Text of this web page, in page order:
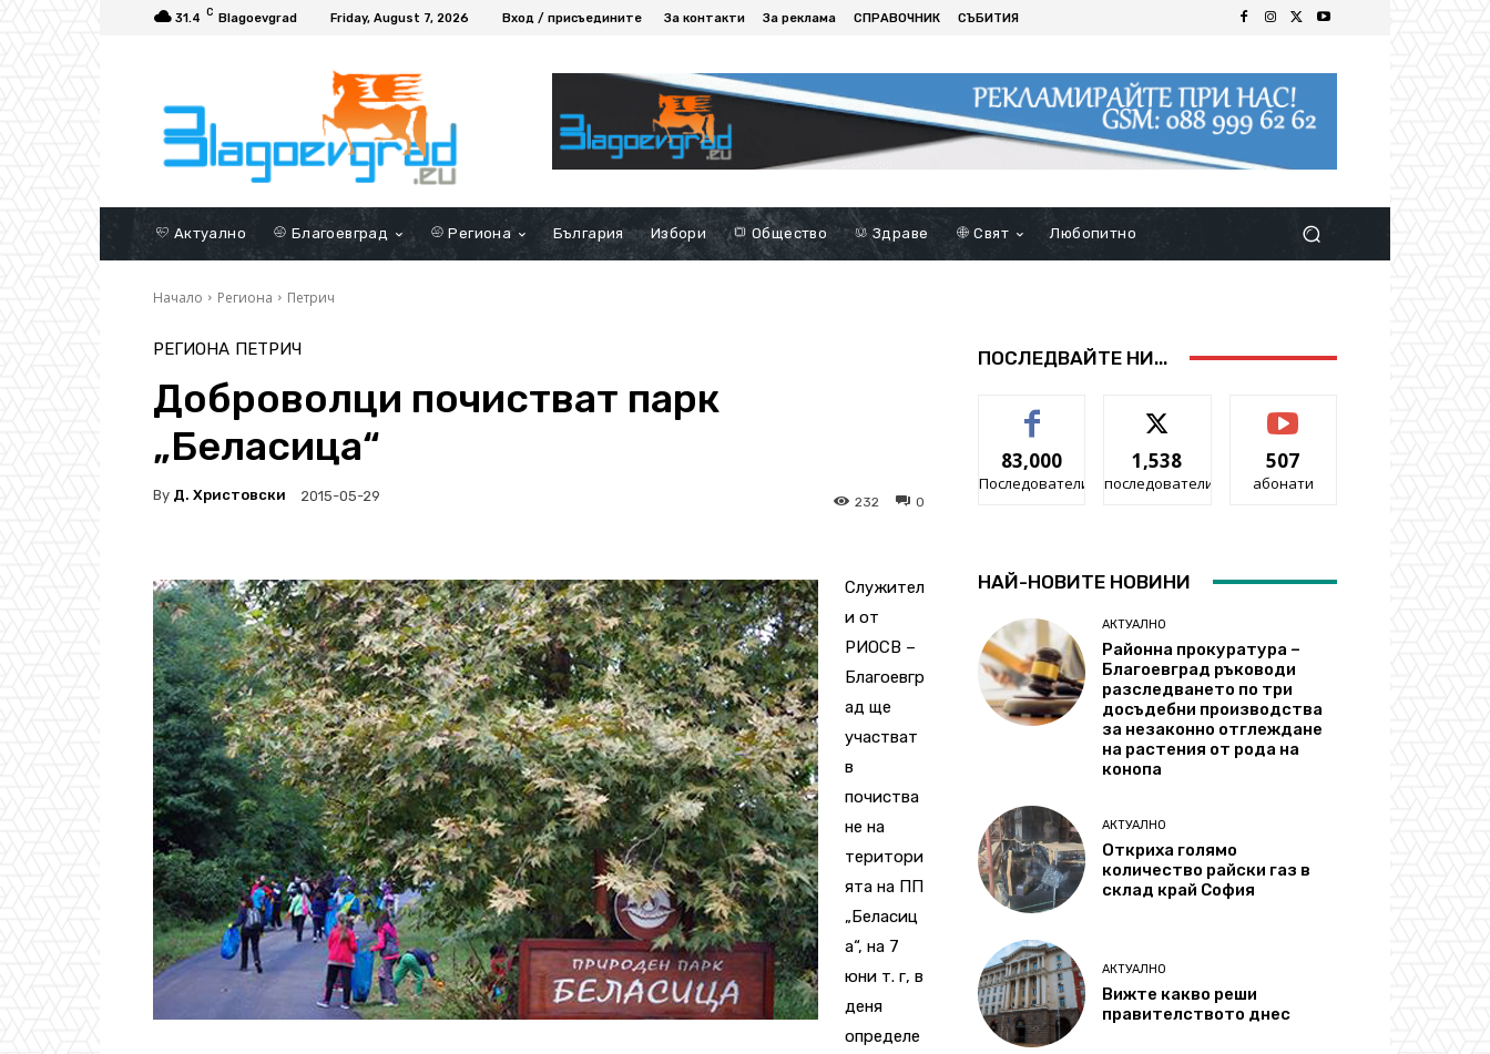
31.4 C Blagoevgrad Friday, August 7, 2026 Вход / присъедините За контакти За реклама СПРАВОЧНИК СЪБИТИЯ
Актуално Благоевград Региона България Избори Общество Здраве Свят Любопитно
Начало Региона Петрич
РЕГИОНА ПЕТРИЧ
Доброволци почистват парк
„Беласица“
By Д. Христовски 2015-05-29 0
232
Служител
и от
РИОСВ –
Благоевгр
ад ще
участват
в
почиства
не на
територи
ята на ПП
„Беласиц
а“, на 7
юни т. г, в
деня
определе
ПОСЛЕДВАЙТЕ НИ...
83,000
Последователи
1,538
последователи
507
абонати
НАЙ-НОВИТЕ НОВИНИ
АКТУАЛНО
Районна прокуратура –
Благоевград ръководи
разследването по три
досъдебни производства
за незаконно отглеждане
на растения от рода на
конопа
АКТУАЛНО
Откриха голямо
количество райски газ в
склад край София
АКТУАЛНО
Вижте какво реши
правителството днес